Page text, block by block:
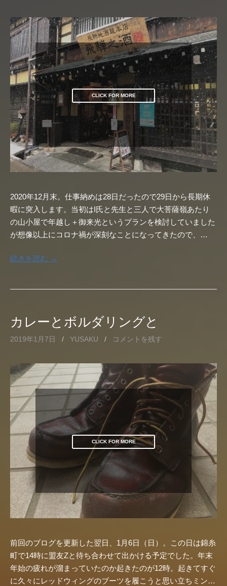
CLICK FOR MORE
2020年12月末。仕事納めは28日だったので29日から長期休
暇に突入します。当初はI氏と先生と三人で大菩薩嶺あたり
の山小屋で年越し＋御来光というプランを検討していました
が想像以上にコロナ禍が深刻なことになってきたので、…
続きを読む →
カレーとボルダリングと
2019年1月7日 / YUSAKU / コメントを残す
CLICK FOR MORE
前回のブログを更新した翌日、1月6日（日）。この日は錦糸
町で14時に盟友Zと待ち合わせて出かける予定でした。年末
年始の疲れが溜まっていたのか起きたのが12時。起きてすぐ
に久々にレッドウィングのブーツを履こうと思い立ちミン…